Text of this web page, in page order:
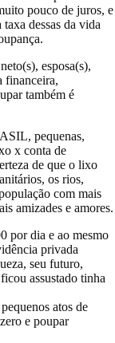
pouco de juros, e
dessas da vida
esposa(s),
financeira,
também é
pequenas,
x conta de
de que o lixo
os rios,
com mais
amizades e amores.
por dia e ao mesmo
privada
seu futuro,
assustado tinha
atos de
e poupar